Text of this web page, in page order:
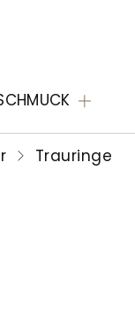
Trauringe